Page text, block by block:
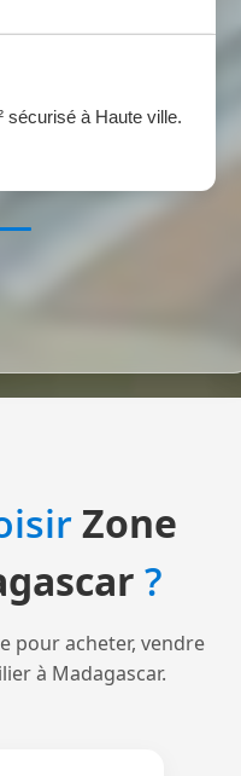
sécurisé à Haute ville.
Zone
?
pour acheter, vendre
à Madagascar.